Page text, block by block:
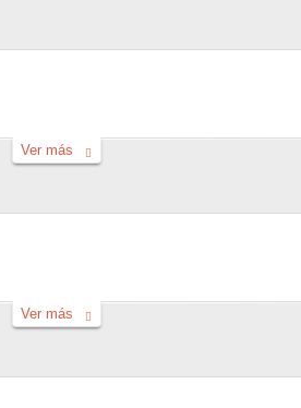
Ver más
Ver más